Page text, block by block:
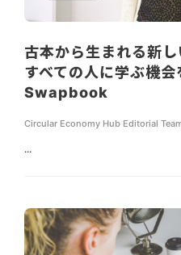
古本から生まれる新し
すべての人に学ぶ機会
Swapbook
Circular Economy Hub Editorial
...